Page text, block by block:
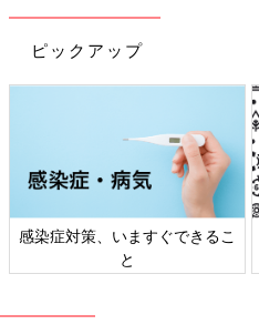
季節のイベン
子育てってほ
ですよね〜。も
も喜ばしいの
返しのように
も・・・。そ
にすごく救わ
と、いろいろ
て、とてもあ
ったら、玄関
■新着マンガをお知らせ！たまひ
（@tamahiyo_online）
※この記事は、過去にたまひよ
ピックアップ
感染症対策、いますぐできるこ
と